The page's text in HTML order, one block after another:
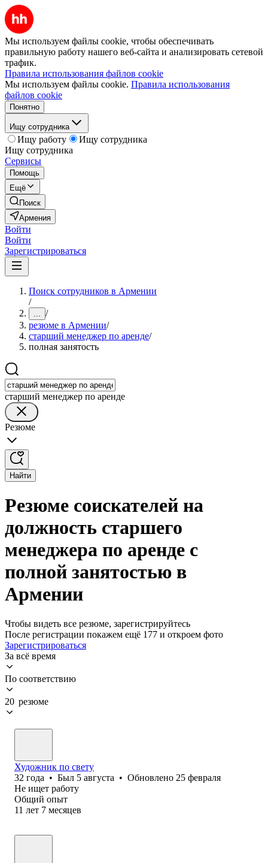
Мы используем файлы cookie, чтобы обеспечивать
правильную работу нашего веб-сайта и анализировать сетевой
трафик.
Правила использования файлов cookie
Мы используем файлы cookie. Правила использования
файлов cookie
Понятно
Ищу сотрудника
Ищу работу
Ищу сотрудника
Ищу сотрудника
Сервисы
Помощь
Ещё
Поиск
Армения
Войти
Войти
Зарегистрироваться
Поиск сотрудников в Армении
/
... /
резюме в Армении/
старший менеджер по аренде/
полная занятость
старший менеджер по аренде
Резюме
Найти
Резюме соискателей на
должность старшего
менеджера по аренде с
полной занятостью в
Армении
Чтобы видеть все резюме, зарегистрируйтесь
После регистрации покажем ещё 177 и откроем фото
Зарегистрироваться
За всё время
По соответствию
20 резюме
Художник по свету
32 года • Был 5 августа • Обновлено 25 февраля
Не ищет работу
Общий опыт
11 лет 7 месяцев